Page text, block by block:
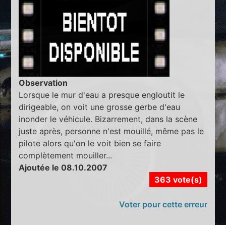
Observation
Lorsque le mur d'eau a presque engloutit le
dirigeable, on voit une grosse gerbe d'eau
inonder le véhicule. Bizarrement, dans la scène
juste après, personne n'est mouillé, même pas le
pilote alors qu'on le voit bien se faire
complètement mouiller...
Ajoutée le 08.10.2007
363 vote(s)
Voter pour cette erreur